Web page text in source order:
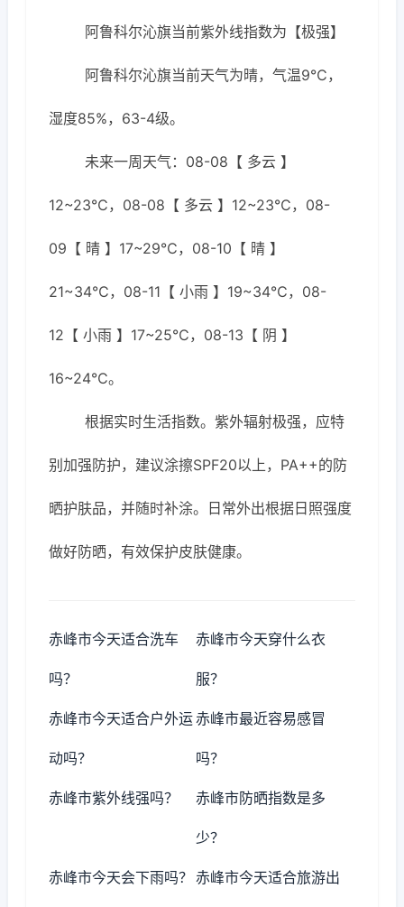
阿鲁科尔沁旗当前紫外线指数为【极强】
阿鲁科尔沁旗当前天气为晴，气温9℃，
湿度85%，63-4级。
未来一周天气：08-08【 多云 】
12~23℃，08-08【 多云 】12~23℃，08-
09【 晴 】17~29℃，08-10【 晴 】
21~34℃，08-11【 小雨 】19~34℃，08-
12【 小雨 】17~25℃，08-13【 阴 】
16~24℃。
根据实时生活指数。紫外辐射极强，应特
别加强防护，建议涂擦SPF20以上，PA++的防
晒护肤品，并随时补涂。日常外出根据日照强度
做好防晒，有效保护皮肤健康。
赤峰市今天适合洗车
吗？
赤峰市今天穿什么衣
服？
赤峰市今天适合户外运
动吗？
赤峰市最近容易感冒
吗？
赤峰市紫外线强吗？ 赤峰市防晒指数是多
少？
赤峰市今天会下雨吗？ 赤峰市今天适合旅游出